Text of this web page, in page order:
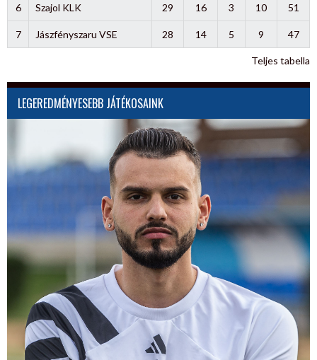
6 Szajol KLK 29 16 3 10 51
7 Jászfényszaru VSE 28 14 5 9 47
Teljes tabella
LEGEREDMÉNYESEBB JÁTÉKOSAINK